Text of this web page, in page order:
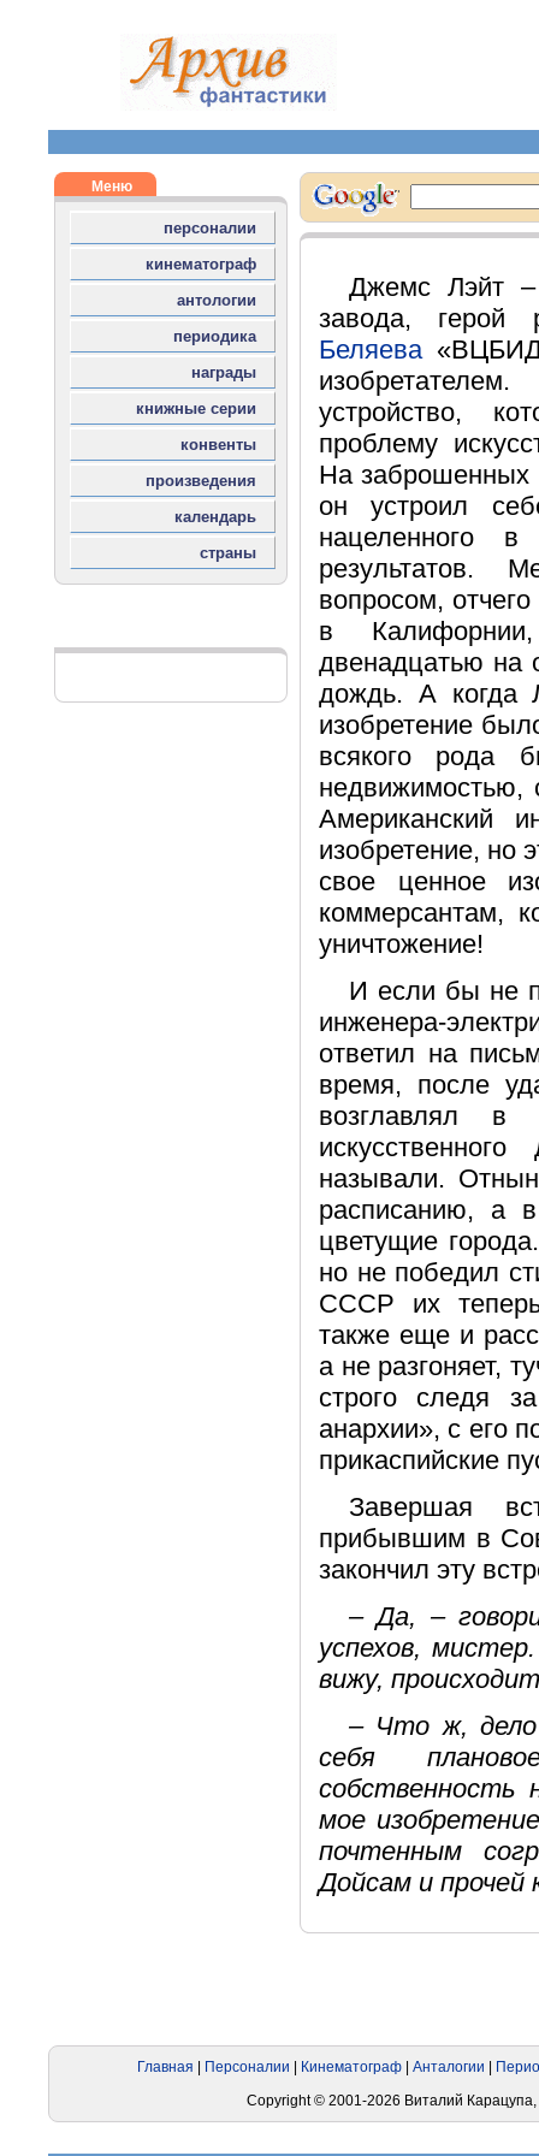
Джемс Лэйт –
завода, герой
Беляева
устройство,
проблему
На заброшенных
он устроил
нацеленного в
результатов.
вопросом,
в
двенадцатью на
дождь. А когда
изобретение
всякого рода
недвижимостью,
Американский
изобретение, но
свое ценное
коммерсантам,
уничтожение!
И если бы не
инженера-
ответил на
время, после
возглавлял в
называли.
расписанию, а
цветущие
но не победил
СССР их теперь
также еще и
а не разгоняет,
строго следя
анархии», с его
прикаспийские
Завершая
прибывшим в
закончил эту
– Да, –
успехов,
вижу,
– Что ж,
себя
мое
почтенным
Дойсам и прочей